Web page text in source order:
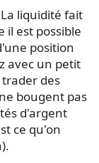
liquidité fait
il est possible
position
avec un petit
des
bougent pas
d'argent
ce qu'on